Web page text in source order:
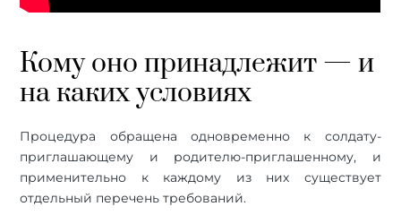
Кому оно принадлежит — и
на каких условиях
Процедура обращена одновременно к солдату-
приглашающему и родителю-приглашенному, и
применительно к каждому из них существует
отдельный перечень требований.